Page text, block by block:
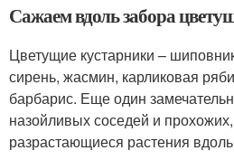
Сажаем вдоль забора
Цветущие кустарники –
сирень, жасмин, карликовая
барбарис. Еще один
назойливых соседей и
разрастающиеся растения